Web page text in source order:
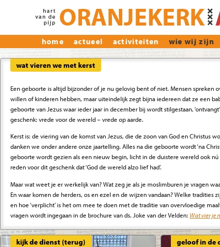
home actueel activiteiten wie wij zijn
wat vieren we met kerst
Een geboorte is altijd bijzonder of je nu gelovig bent of niet. Mensen spreken
willen of kinderen hebben, maar uiteindelijk zegt bijna iedereen dat ze een
geboorte van Jezus waar ieder jaar in december bij wordt stilgestaan,
geschenk: vrede voor de wereld – vrede op aarde.
Kerst is: de viering van de komst van Jezus, die de zoon van God en Christus
danken we onder andere onze jaartelling. Alles na die geboorte wordt ‘na
geboorte wordt gezien als een nieuw begin, licht in de duistere wereld ook nú
reden voor dit geschenk dat ‘God de wereld alzo lief had’.
Maar wat weet je er werkelijk van? Wat zeg je als je moslimburen je vragen
En waar komen de herders, os en ezel en de wijzen vandaan? Welke tradities
en hoe ‘verplicht’ is het om mee te doen met de traditie van overvloedige
vragen wordt ingegaan in de brochure van ds. Joke van der Velden: Wat vier je
kijk de dienst (terug) geloof in de